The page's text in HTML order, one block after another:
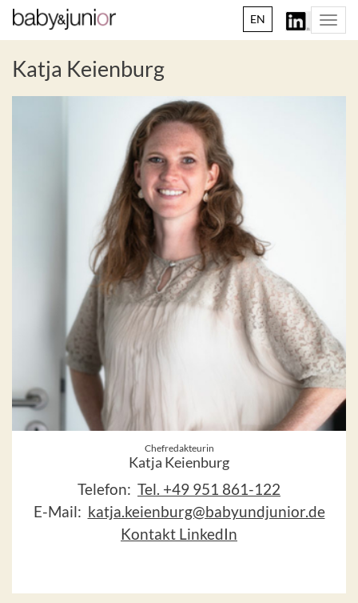
EN
Katja Keienburg
Chefredakteurin
Katja Keienburg
Telefon: Tel. +49 951 861-122
E-Mail: katja.keienburg@babyundjunior.de
Kontakt LinkedIn